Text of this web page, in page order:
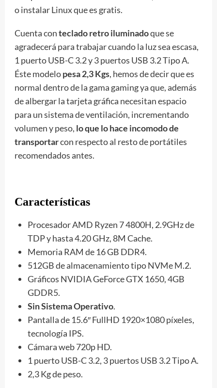
o instalar Linux que es gratis.
Cuenta conteclado retro iluminadoque se
agradecerá para trabajar cuando la luz sea escasa,
1 puerto USB-C 3.2 y 3 puertos USB 3.2 Tipo A.
Éste modelopesa 2,3 Kgs, hemos de decir que es
normal dentro de la gama gaming ya que, además
de albergar la tarjeta gráfica necesitan espacio
para un sistema de ventilación, incrementando
volumen y peso, lo que lo hace incomodo de
transportarcon respecto al resto de portátiles
recomendados antes.
Características
Procesador AMD Ryzen 7 4800H, 2.9GHz de
TDP y hasta 4.20 GHz, 8M Cache.
Memoria RAM de 16 GB DDR4.
512GB de almacenamiento tipo NVMe M.2.
Gráficos NVIDIA GeForce GTX 1650, 4GB
GDDR5.
Sin Sistema Operativo.
Pantalla de 15.6″ FullHD 1920×1080 píxeles,
tecnología IPS.
Cámara web 720p HD.
1 puerto USB-C 3.2, 3 puertos USB 3.2 Tipo A.
2,3 Kg de peso.